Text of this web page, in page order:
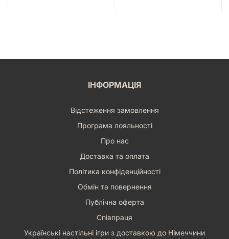
ІНФОРМАЦІЯ
Відстеження замовлення
Програма лояльності
Про нас
Доставка та оплата
Політика конфіденційності
Обмін та повернення
Публічна оферта
Співпраця
Українські настільні ігри з доставкою до Німеччини